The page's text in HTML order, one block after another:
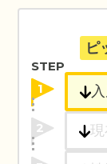
ピ
STEP
1
2